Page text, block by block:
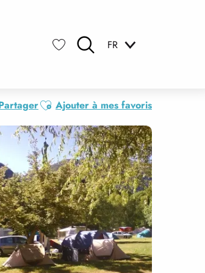
FR
Ajouter aux favoris
Ajouter à mes favoris